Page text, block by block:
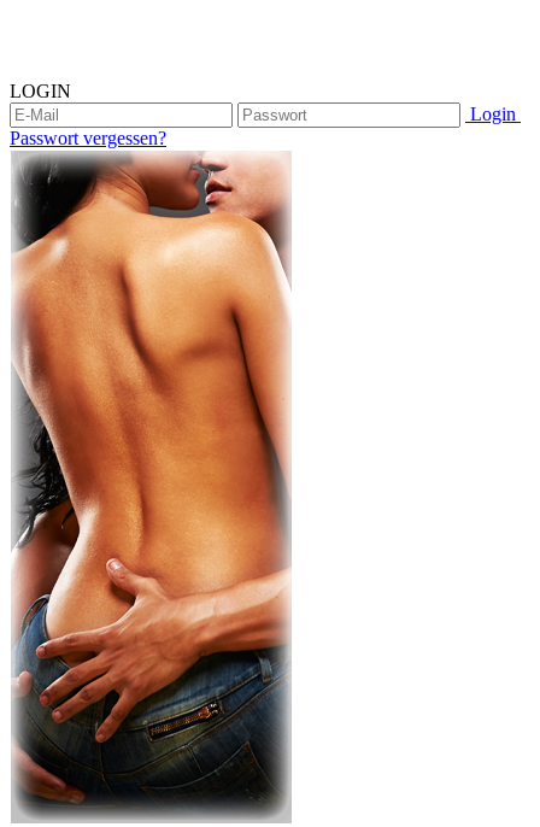
LOGIN
Login
Passwort vergessen?